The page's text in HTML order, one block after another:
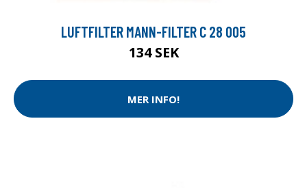
LUFTFILTER MANN-FILTER C 28 005
134 SEK
MER INFO!